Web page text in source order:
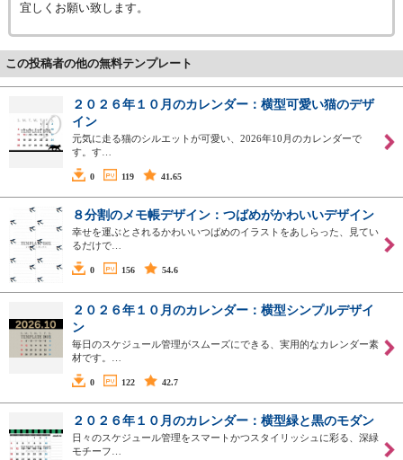
宜しくお願い致します。
この投稿者の他の無料テンプレート
２０２６年１０月のカレンダー：横型可愛い猫のデザ
イン
元気に走る猫のシルエットが可愛い、2026年10月のカレンダーで
す。す…
0 119 41.65
８分割のメモ帳デザイン：つばめがかわいいデザイン
幸せを運ぶとされるかわいいつばめのイラストをあしらった、見てい
るだけで…
0 156 54.6
２０２６年１０月のカレンダー：横型シンプルデザイ
ン
毎日のスケジュール管理がスムーズにできる、実用的なカレンダー素
材です。…
0 122 42.7
２０２６年１０月のカレンダー：横型緑と黒のモダン
日々のスケジュール管理をスマートかつスタイリッシュに彩る、深緑
モチーフ…